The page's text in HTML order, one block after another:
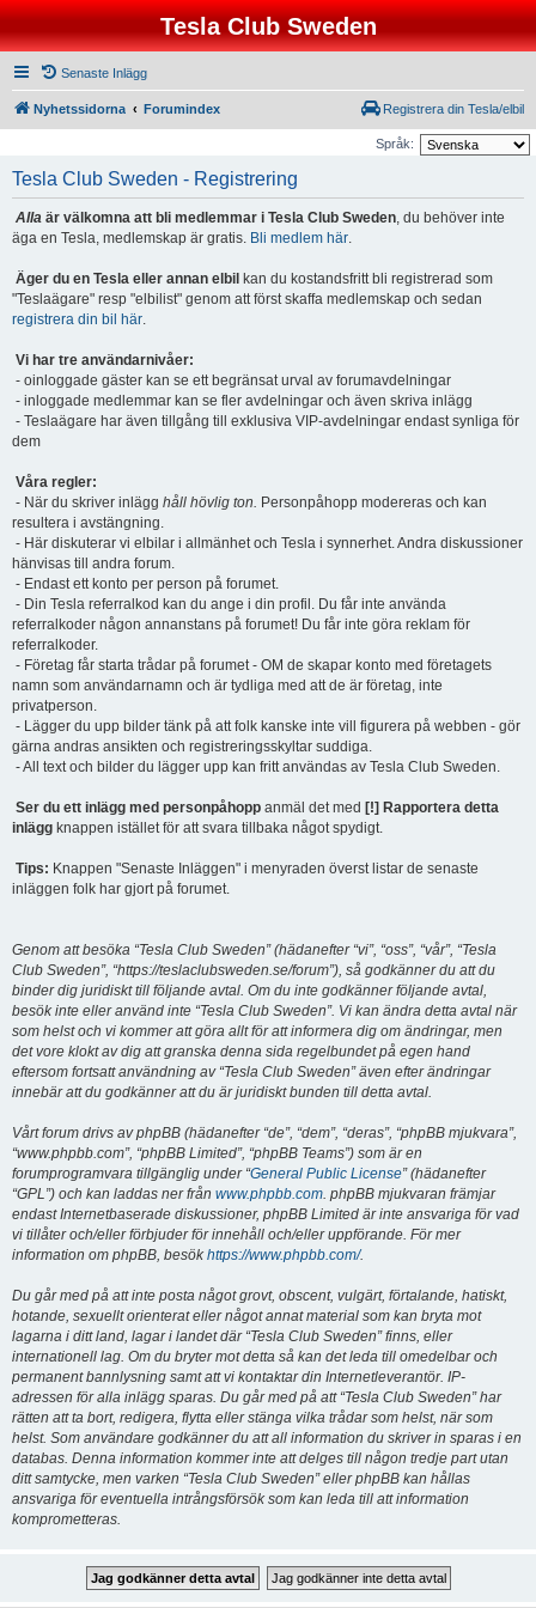
Tesla Club Sweden
Senaste Inlägg
Nyhetssidorna Forumindex Registrera din Tesla/elbil
Språk:
Tesla Club Sweden - Registrering
Alla är välkomna att bli medlemmar i Tesla Club Sweden, du behöver inte
äga en Tesla, medlemskap är gratis. Bli medlem här.
Äger du en Tesla eller annan elbil kan du kostandsfritt bli registrerad som
"Teslaägare" resp "elbilist" genom att först skaffa medlemskap och sedan
registrera din bil här.
Vi har tre användarnivåer:
- oinloggade gäster kan se ett begränsat urval av forumavdelningar
- inloggade medlemmar kan se fler avdelningar och även skriva inlägg
- Teslaägare har även tillgång till exklusiva VIP-avdelningar endast synliga för
dem
Våra regler:
- När du skriver inlägg håll hövlig ton. Personpåhopp modereras och kan
resultera i avstängning.
- Här diskuterar vi elbilar i allmänhet och Tesla i synnerhet. Andra diskussioner
hänvisas till andra forum.
- Endast ett konto per person på forumet.
- Din Tesla referralkod kan du ange i din profil. Du får inte använda
referralkoder någon annanstans på forumet! Du får inte göra reklam för
referralkoder.
- Företag får starta trådar på forumet - OM de skapar konto med företagets
namn som användarnamn och är tydliga med att de är företag, inte
privatperson.
- Lägger du upp bilder tänk på att folk kanske inte vill figurera på webben - gör
gärna andras ansikten och registreringsskyltar suddiga.
- All text och bilder du lägger upp kan fritt användas av Tesla Club Sweden.
Ser du ett inlägg med personpåhopp anmäl det med [!] Rapportera detta
inlägg knappen istället för att svara tillbaka något spydigt.
Tips: Knappen "Senaste Inläggen" i menyraden överst listar de senaste
inläggen folk har gjort på forumet.
Genom att besöka “Tesla Club Sweden” (hädanefter “vi”, “oss”, “vår”, “Tesla
Club Sweden”, “https://teslaclubsweden.se/forum”), så godkänner du att du
binder dig juridiskt till följande avtal. Om du inte godkänner följande avtal,
besök inte eller använd inte “Tesla Club Sweden”. Vi kan ändra detta avtal när
som helst och vi kommer att göra allt för att informera dig om ändringar, men
det vore klokt av dig att granska denna sida regelbundet på egen hand
eftersom fortsatt användning av “Tesla Club Sweden” även efter ändringar
innebär att du godkänner att du är juridiskt bunden till detta avtal.
Vårt forum drivs av phpBB (hädanefter “de”, “dem”, “deras”, “phpBB mjukvara”,
“www.phpbb.com”, “phpBB Limited”, “phpBB Teams”) som är en
forumprogramvara tillgänglig under “General Public License” (hädanefter
“GPL”) och kan laddas ner från www.phpbb.com. phpBB mjukvaran främjar
endast Internetbaserade diskussioner, phpBB Limited är inte ansvariga för vad
vi tillåter och/eller förbjuder för innehåll och/eller uppförande. För mer
information om phpBB, besökhttps://www.phpbb.com/.
Du går med på att inte posta något grovt, obscent, vulgärt, förtalande, hatiskt,
hotande, sexuellt orienterat eller något annat material som kan bryta mot
lagarna i ditt land, lagar i landet där “Tesla Club Sweden” finns, eller
internationell lag. Om du bryter mot detta så kan det leda till omedelbar och
permanent bannlysning samt att vi kontaktar din Internetleverantör. IP-
adressen för alla inlägg sparas. Du går med på att “Tesla Club Sweden” har
rätten att ta bort, redigera, flytta eller stänga vilka trådar som helst, när som
helst. Som användare godkänner du att all information du skriver in sparas i en
databas. Denna information kommer inte att delges till någon tredje part utan
ditt samtycke, men varken “Tesla Club Sweden” eller phpBB kan hållas
ansvariga för eventuella intrångsförsök som kan leda till att information
komprometteras.